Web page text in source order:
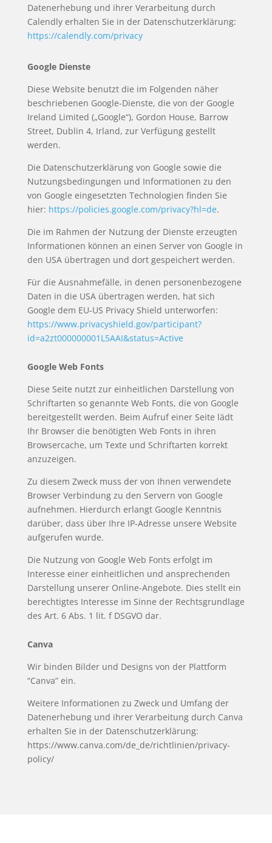
Datenerhebung und ihrer Verarbeitung durch
Calendly erhalten Sie in der Datenschutzerklärung:
https://calendly.com/privacy
Google Dienste
Diese Website benutzt die im Folgenden näher
beschriebenen Google-Dienste, die von der Google
Ireland Limited („Google“), Gordon House, Barrow
Street, Dublin 4, Irland, zur Verfügung gestellt
werden.
Die Datenschutzerklärung von Google sowie die
Nutzungsbedingungen und Informationen zu den
von Google eingesetzten Technologien finden Sie
hier: https://policies.google.com/privacy?hl=de.
Die im Rahmen der Nutzung der Dienste erzeugten
Informationen können an einen Server von Google in
den USA übertragen und dort gespeichert werden.
Für die Ausnahmefälle, in denen personenbezogene
Daten in die USA übertragen werden, hat sich
Google dem EU-US Privacy Shield unterworfen:
https://www.privacyshield.gov/participant?
id=a2zt000000001L5AAI&status=Active
Google Web Fonts
Diese Seite nutzt zur einheitlichen Darstellung von
Schriftarten so genannte Web Fonts, die von Google
bereitgestellt werden. Beim Aufruf einer Seite lädt
Ihr Browser die benötigten Web Fonts in ihren
Browsercache, um Texte und Schriftarten korrekt
anzuzeigen.
Zu diesem Zweck muss der von Ihnen verwendete
Browser Verbindung zu den Servern von Google
aufnehmen. Hierdurch erlangt Google Kenntnis
darüber, dass über Ihre IP-Adresse unsere Website
aufgerufen wurde.
Die Nutzung von Google Web Fonts erfolgt im
Interesse einer einheitlichen und ansprechenden
Darstellung unserer Online-Angebote. Dies stellt ein
berechtigtes Interesse im Sinne der Rechtsgrundlage
des Art. 6 Abs. 1 lit. f DSGVO dar.
Canva
Wir binden Bilder und Designs von der Plattform
“Canva” ein.
Weitere Informationen zu Zweck und Umfang der
Datenerhebung und ihrer Verarbeitung durch Canva
erhalten Sie in der Datenschutzerklärung:
https://www.canva.com/de_de/richtlinien/privacy-
policy/